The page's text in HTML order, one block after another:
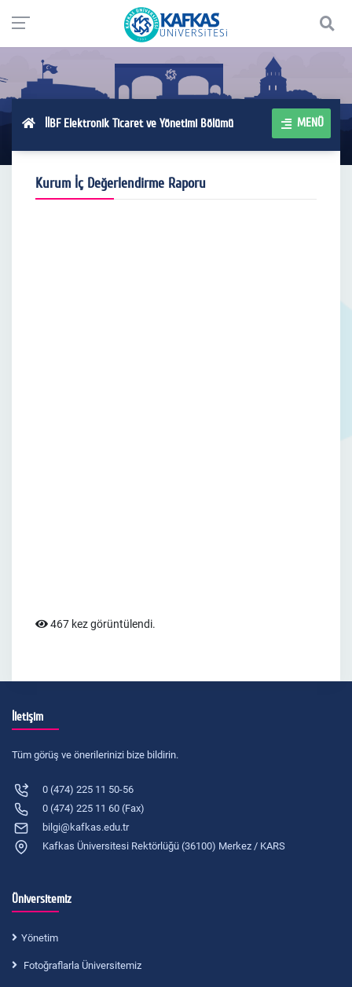
İİBF Elektronik Ticaret ve Yönetimi Bölümü MENÜ
Kurum İç Değerlendirme Raporu
467 kez görüntülendi.
İletişim
Tüm görüş ve önerilerinizi bize bildirin.
0 (474) 225 11 50-56
0 (474) 225 11 60 (Fax)
bilgi@kafkas.edu.tr
Kafkas Üniversitesi Rektörlüğü (36100) Merkez / KARS
Üniversitemiz
Yönetim
Fotoğraflarla Üniversitemiz